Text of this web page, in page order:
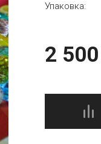
Упаковка:
2 500